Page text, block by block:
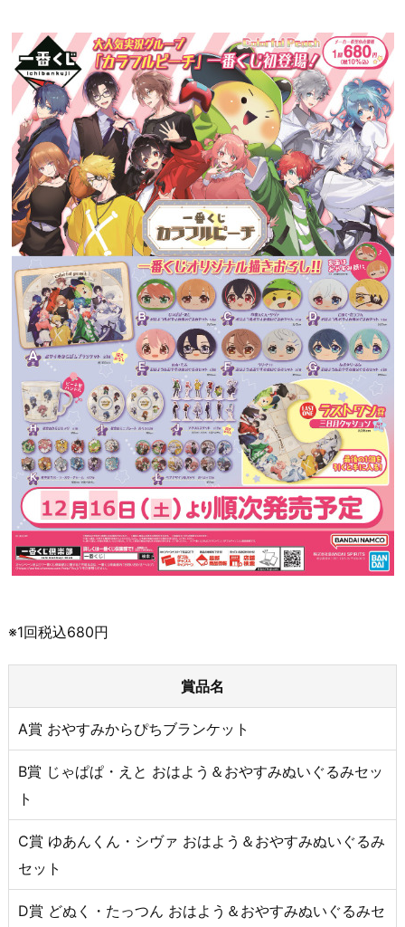
※1回税込680円
賞品名
A賞 おやすみからぴちブランケット
B賞 じゃぱぱ・えと おはよう＆おやすみぬいぐるみセッ
ト
C賞 ゆあんくん・シヴァ おはよう＆おやすみぬいぐるみ
セット
D賞 どぬく・たっつん おはよう＆おやすみぬいぐるみセ